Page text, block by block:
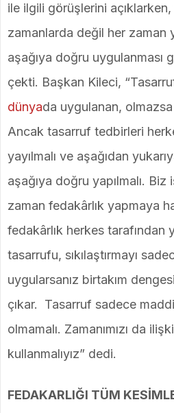
ile ilgili görüşlerini
zamanlarda değil her zaman
aşağıya doğru uygulanması
çekti. Başkan Kileci,
dünyada uygulanan,
Ancak tasarruf tedbirleri
yayılmalı ve aşağıdan
aşağıya doğru yapılmalı. Biz
zaman fedakârlık yapmaya
fedakârlık herkes tarafından
tasarrufu, sıkılaştırmayı
uygularsanız birtakım
çıkar. Tasarruf sadece
olmamalı. Zamanımızı da
kullanmalıyız” dedi.
FEDAKARLIĞI TÜM